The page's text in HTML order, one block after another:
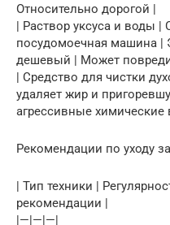
Относительно дорогой |
| Раствор уксуса и воды |
посудомоечная машина |
дешевый | Может
| Средство для чистки
удаляет жир и
агрессивные химические
Рекомендации по уходу
| Тип техники |
рекомендации |
|—|—|—|